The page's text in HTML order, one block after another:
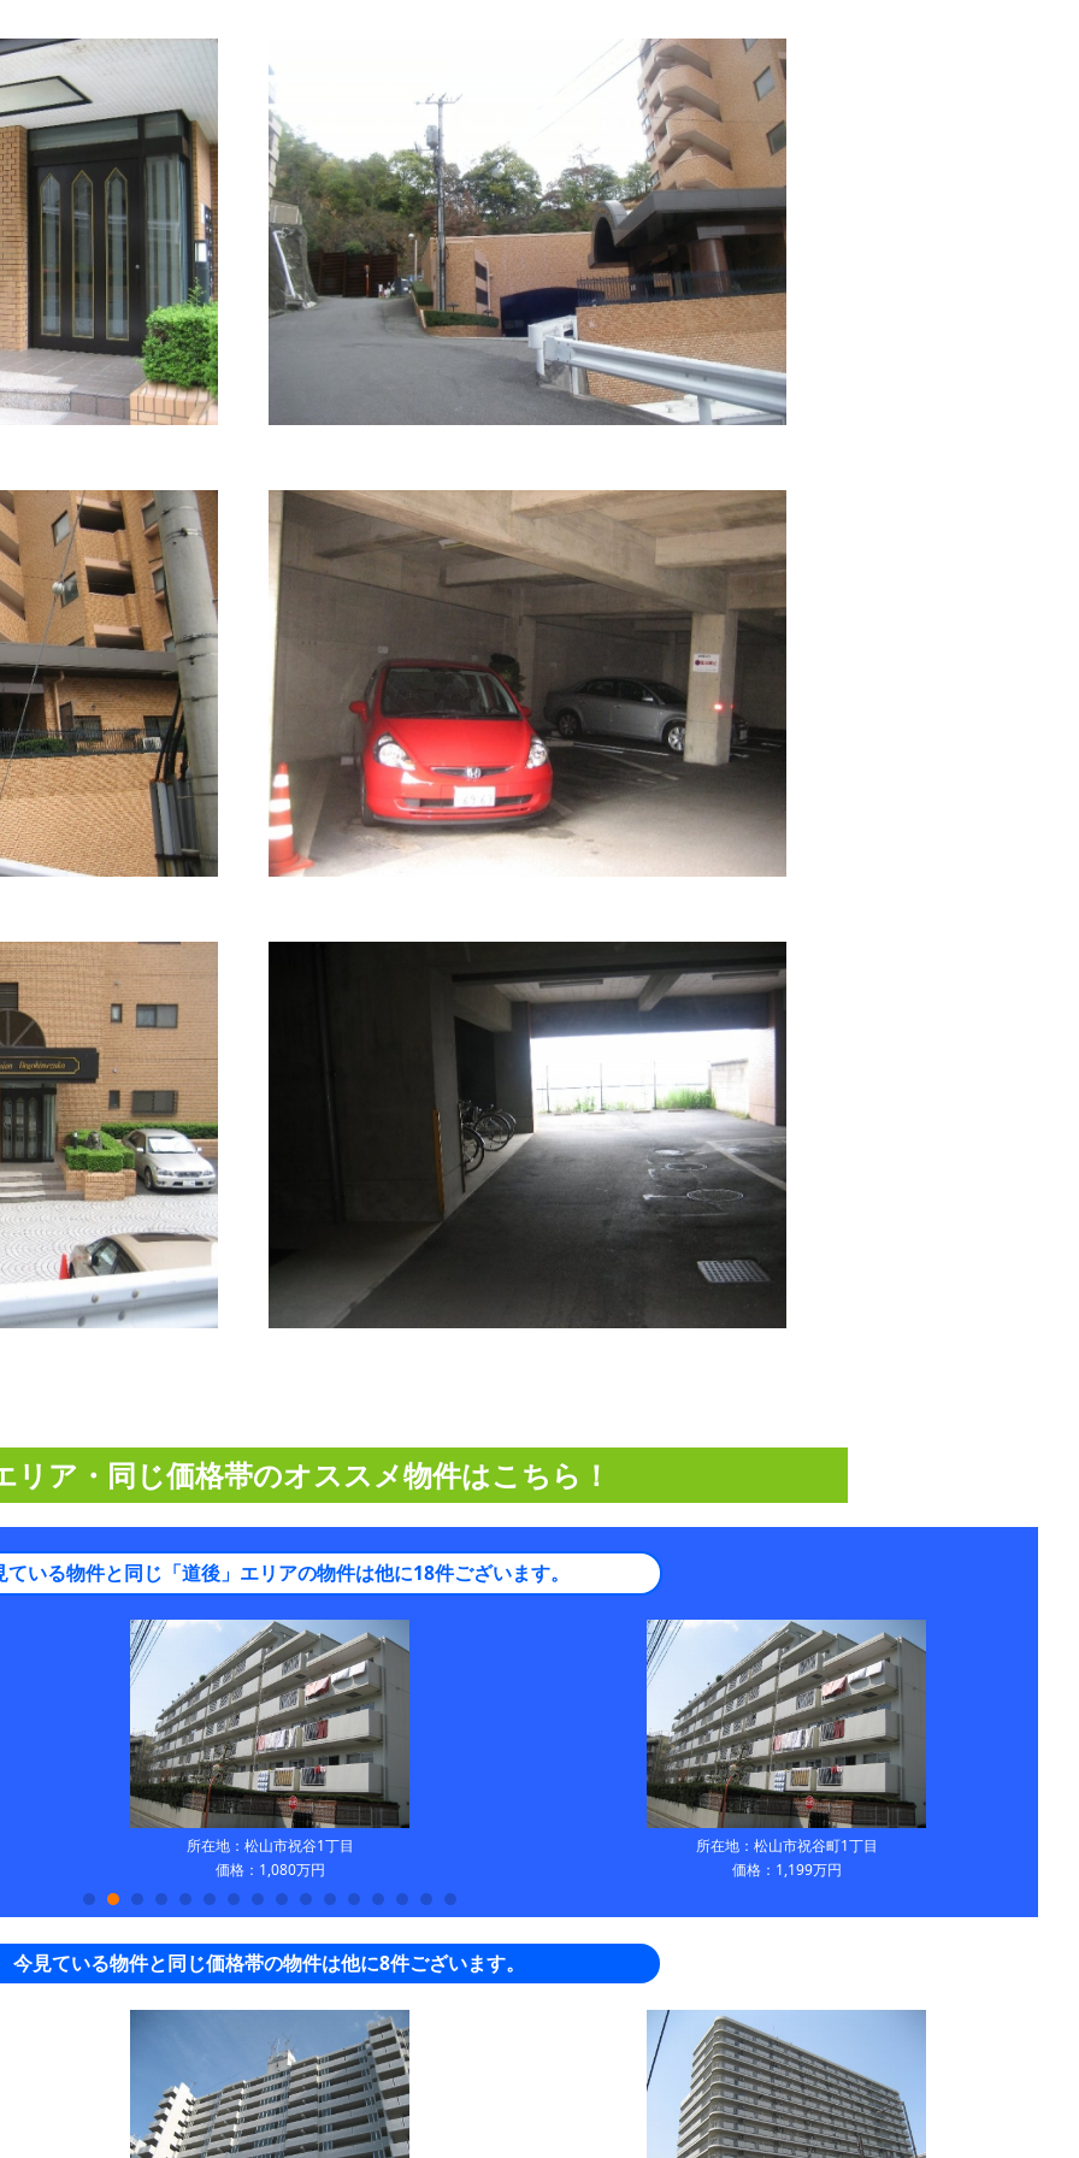
リア・同じ価格帯のオススメ物件はこちら！
ている物件と同じ「道後」エリアの物件は他に18件ございます。
所在地：松山市祝谷1丁目
価格：1,080万円
所在地：松山市祝谷町1丁目
価格：1,199万円
今見ている物件と同じ価格帯の物件は他に8件ございます。